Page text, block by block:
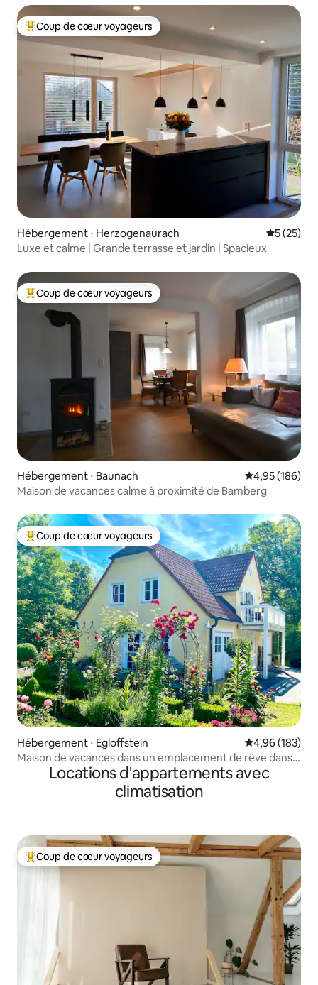
Coups de cœur voyageurs les plus appréciés
Coup de cœur voyageurs
Hébergement ⋅ Herzogenaurach
5 (25)
Luxe et calme | Grande terrasse et jardin | Spacieux
Coups de cœur voyageurs les plus appréciés
Coup de cœur voyageurs
Hébergement ⋅ Baunach Évaluation
4,95 (186)
Maison de vacances calme à proximité de Bamberg
Coups de cœur voyageurs les plus appréciés
Coup de cœur voyageurs
Hébergement ⋅ Egloffstein Évaluation
4,96 (183)
Maison de vacances dans un emplacement de rêve dans
le paradis de la randonnée
Locations d'appartements avec
climatisation
Coups de cœur voyageurs les plus appréciés
Coup de cœur voyageurs